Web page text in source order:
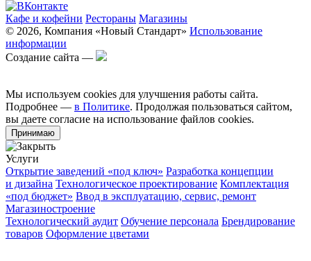
Кафе и кофейни Рестораны Магазины
© 2026, Компания «Новый Стандарт» Использование
информации
Создание сайта —
Мы используем cookies для улучшения работы сайта.
Подробнее — в Политике. Продолжая пользоваться сайтом,
вы даете согласие на использование файлов cookies.
Принимаю
Услуги
Открытие заведений «под ключ» Разработка концепции
и дизайна Технологическое проектирование Комплектация
«под бюджет» Ввод в эксплуатацию, сервис, ремонт
Магазиностроение
Технологический аудит Обучение персонала Брендирование
товаров Оформление цветами